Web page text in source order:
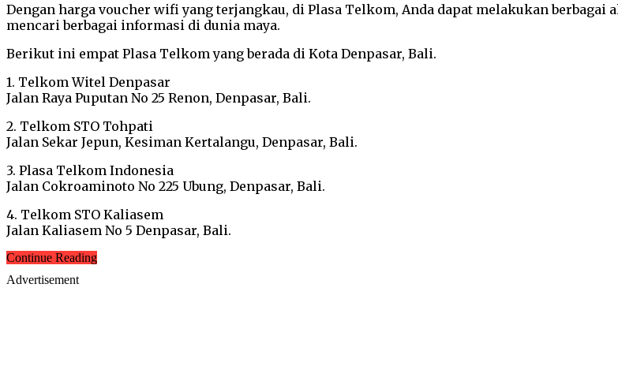
Dengan harga voucher wifi yang terjangkau, di Plasa Telkom, Anda dapat melakukan
mencari berbagai informasi di dunia maya.
Berikut ini empat Plasa Telkom yang berada di Kota Denpasar, Bali.
1. Telkom Witel Denpasar
Jalan Raya Puputan No 25 Renon, Denpasar, Bali.
2. Telkom STO Tohpati
Jalan Sekar Jepun, Kesiman Kertalangu, Denpasar, Bali.
3. Plasa Telkom Indonesia
Jalan Cokroaminoto No 225 Ubung, Denpasar, Bali.
4. Telkom STO Kaliasem
Jalan Kaliasem No 5 Denpasar, Bali.
Continue Reading
Advertisement